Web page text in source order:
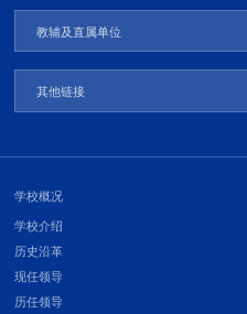
教辅及直属单位
其他链接
学校概况
学校介绍
历史沿革
现任领导
历任领导